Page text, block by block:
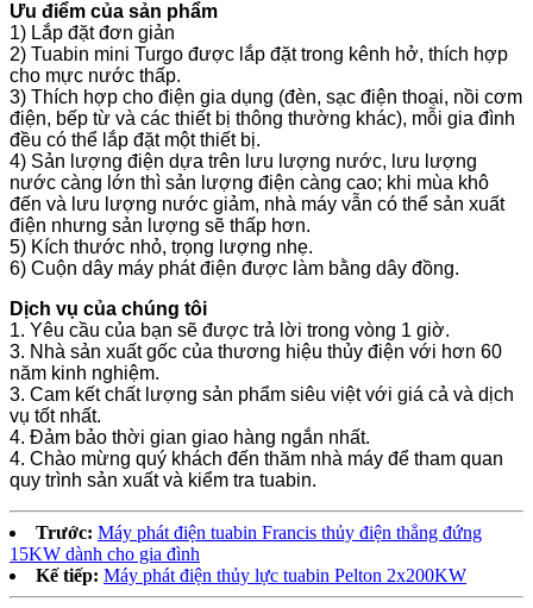
Ưu điểm của sản phẩm
1) Lắp đặt đơn giản
2) Tuabin mini Turgo được lắp đặt trong kênh hở, thích hợp
cho mực nước thấp.
3) Thích hợp cho điện gia dụng (đèn, sạc điện thoại, nồi cơm
điện, bếp từ và các thiết bị thông thường khác), mỗi gia đình
đều có thể lắp đặt một thiết bị.
4) Sản lượng điện dựa trên lưu lượng nước, lưu lượng
nước càng lớn thì sản lượng điện càng cao; khi mùa khô
đến và lưu lượng nước giảm, nhà máy vẫn có thể sản xuất
điện nhưng sản lượng sẽ thấp hơn.
5) Kích thước nhỏ, trọng lượng nhẹ.
6) Cuộn dây máy phát điện được làm bằng dây đồng.
Dịch vụ của chúng tôi
1. Yêu cầu của bạn sẽ được trả lời trong vòng 1 giờ.
3. Nhà sản xuất gốc của thương hiệu thủy điện với hơn 60
năm kinh nghiệm.
3. Cam kết chất lượng sản phẩm siêu việt với giá cả và dịch
vụ tốt nhất.
4. Đảm bảo thời gian giao hàng ngắn nhất.
4. Chào mừng quý khách đến thăm nhà máy để tham quan
quy trình sản xuất và kiểm tra tuabin.
Trước: Máy phát điện tuabin Francis thủy điện thẳng đứng
15KW dành cho gia đình
Kế tiếp: Máy phát điện thủy lực tuabin Pelton 2x200KW